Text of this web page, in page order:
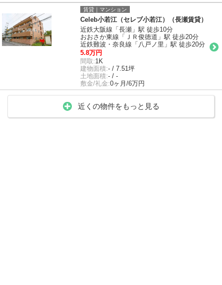
賃貸｜マンション
Celeb小若江（セレブ小若江）（長瀬賃貸）
近鉄大阪線「長瀬」駅 徒歩10分
おおさか東線「ＪＲ俊徳道」駅 徒歩20分
近鉄難波・奈良線「八戸ノ里」駅 徒歩20分
5.8万円
間取:1K
建物面積:- / 7.51坪
土地面積:- / -
敷金/礼金:0ヶ月/6万円
近くの物件をもっと見る